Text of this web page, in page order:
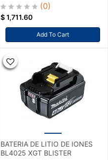
(0)
$1,711.60
Add To Cart
BATERIA DE LITIO DE IONES
BL4025 XGT BLISTER